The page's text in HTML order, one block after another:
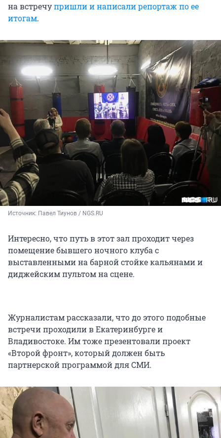
на встречупришли и написали репортаж по ее
итогам.
Источник: Павел Тиунов / NGS.RU
Интересно, что путь в этот зал проходит через
помещение бывшего ночного клуба с
выставленными на барной стойке кальянами и
диджейским пультом на сцене.
Журналистам рассказали, что до этого подобные
встречи проходили в Екатеринбурге и
Владивостоке. Им тоже презентовали проект
«Второй фронт», который должен быть
партнерской программой для СМИ.